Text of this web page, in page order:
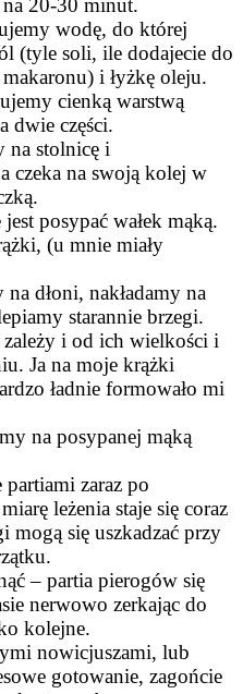
wodę, do której
(tyle soli, ile dodajecie do
i łyżkę oleju.
cienką warstwą
dwie części.
na stolnicę i
czeka na swoją kolej w
posypać wałek mąką.
(u mnie miały
na dłoni, nakładamy na
starannie brzegi.
i od ich wielkości i
Ja na moje krążki
ładnie formowało mi
na posypanej mąką
zaraz po
leżenia staje się coraz
mogą się uszkadzać przy
– partia pierogów się
nerwowo zerkając do
kolejne.
nowicjuszami, lub
gotowanie, zagońcie